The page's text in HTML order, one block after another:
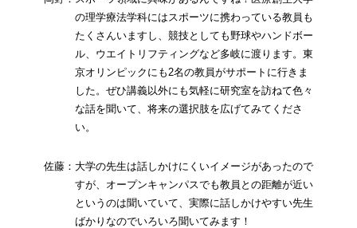
の理学療法学科にはスポーツに携わっている教員も
たくさんいますし、競技としても野球やハンドボー
ル、ウエイトリフティングなど多岐に渡ります。東
京オリンピックにも2名の教員がサポートに行きま
した。ぜひ講義以外にも気軽に研究室を訪ねて色々
な話を聞いて、将来の選択肢を広げてみてくださ
い。
佐藤：大学の先生は話しかけにくいイメージがあったので
すが、オープンキャンパスでも教員との距離が近い
というのは聞いていて、実際に話しかけやすい先生
ばかりなのでいろいろ聞いてみます！